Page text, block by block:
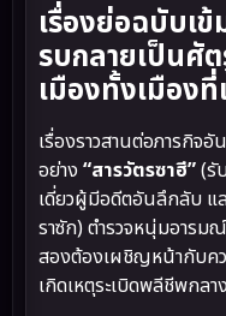
เรื่องย่อฉบับเ
รบกลายเป็นศั
เมืองทั้งเมือง
เรื่องราวสานต่อภารกิจ
อย่าง “สารวัตรซาฮี”(รั
เดี่ยวผู้มีอดีตอันลึกลับ แ
ราซัก) ตำรวจหนุ่มอารม
สองต้องเผชิญหน้ากับค
เกิดเหตุระเบิดพลีชีพกล